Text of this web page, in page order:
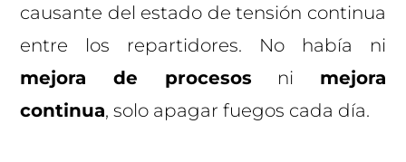
causante del estado de tensión continua
entre los repartidores. No había ni
mejora de procesos ni mejora
continua, solo apagar fuegos cada día.